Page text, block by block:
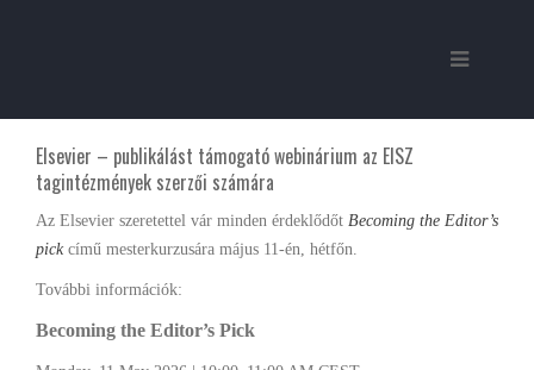
Elsevier – publikálást támogató webinárium az EISZ
tagintézmények szerzői számára
Az Elsevier szeretettel vár minden érdeklődőt Becoming the Editor’s
pickcímű mesterkurzusára május 11-én, hétfőn.
További információk:
Becoming the Editor’s Pick